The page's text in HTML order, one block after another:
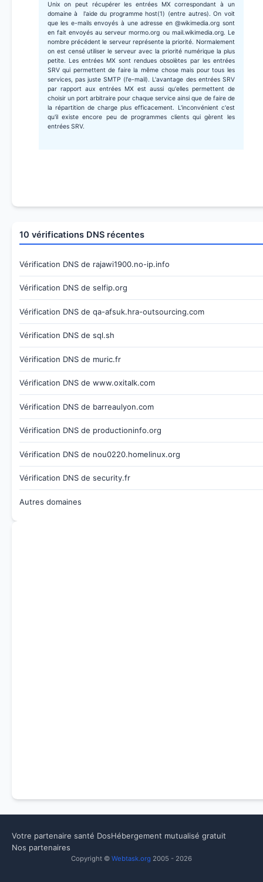
Unix on peut récupérer les entrées MX correspondant à un
domaine à l'aide du programme host(1) (entre autres). On voit
que les e-mails envoyés à une adresse en @wikimedia.org sont
en fait envoyés au serveur mormo.org ou mail.wikimedia.org. Le
nombre précédent le serveur représente la priorité. Normalement
on est censé utiliser le serveur avec la priorité numérique la plus
petite. Les entrées MX sont rendues obsolètes par les entrées
SRV qui permettent de faire la même chose mais pour tous les
services, pas juste SMTP (l'e-mail). L'avantage des entrées SRV
par rapport aux entrées MX est aussi qu'elles permettent de
choisir un port arbitraire pour chaque service ainsi que de faire de
la répartition de charge plus efficacement. L'inconvénient c'est
qu'il existe encore peu de programmes clients qui gèrent les
entrées SRV.
10 vérifications DNS récentes
Vérification DNS de rajawi1900.no-ip.info
Vérification DNS de selfip.org
Vérification DNS de qa-afsuk.hra-outsourcing.com
Vérification DNS de sql.sh
Vérification DNS de muric.fr
Vérification DNS de www.oxitalk.com
Vérification DNS de barreaulyon.com
Vérification DNS de productioninfo.org
Vérification DNS de nou0220.homelinux.org
Vérification DNS de security.fr
Autres domaines
Votre partenaire santé DosHébergement mutualisé gratuit
Nos partenaires
Copyright © Webtask.org 2005 - 2026